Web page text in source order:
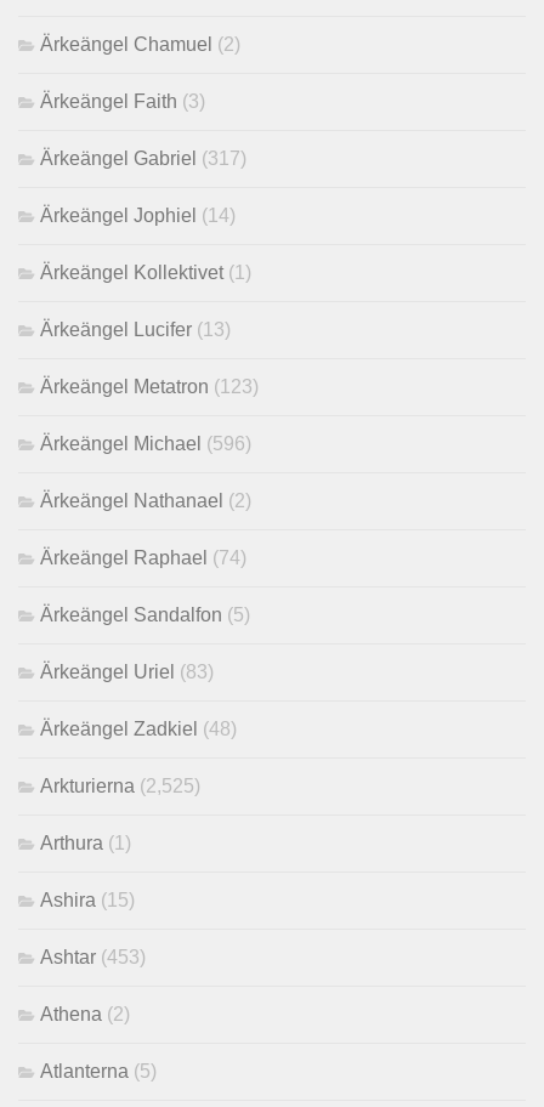
Ärkeängel Chamuel (2)
Ärkeängel Faith (3)
Ärkeängel Gabriel (317)
Ärkeängel Jophiel (14)
Ärkeängel Kollektivet(1)
Ärkeängel Lucifer (13)
Ärkeängel Metatron (123)
Ärkeängel Michael (596)
Ärkeängel Nathanael (2)
Ärkeängel Raphael (74)
Ärkeängel Sandalfon (5)
Ärkeängel Uriel (83)
Ärkeängel Zadkiel (48)
Arkturierna (2,525)
Arthura (1)
Ashira (15)
Ashtar (453)
Athena (2)
Atlanterna (5)